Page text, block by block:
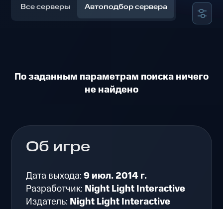
Все серверы Автоподбор сервера
По заданным параметрам поиска ничего
не найдено
Об игре
Дата выхода:9 июл. 2014 г.
Разработчик: Night Light Interactive
Издатель: Night Light Interactive